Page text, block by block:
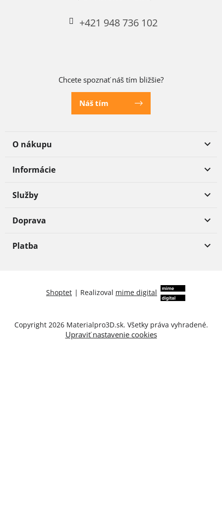
+421 948 736 102
Chcete spoznať náš tím bližšie?
Náš tím
O nákupu
Informácie
Služby
Doprava
Platba
Shoptet | Realizoval mime digital
Copyright 2026 Materialpro3D.sk. Všetky práva vyhradené.
Upraviť nastavenie cookies